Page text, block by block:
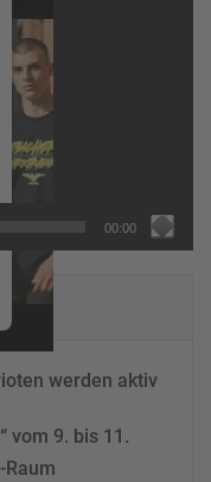
00:00
werden aktiv
vom 9. bis 11.
Raum